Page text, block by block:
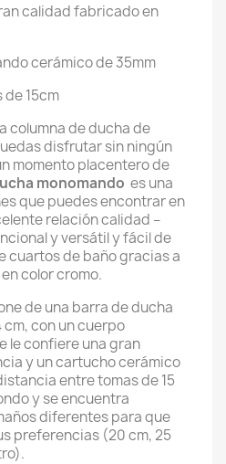
calidad fabricado en
cerámico de 35mm
15cm
columna de ducha de
disfrutar sin ningún
momento placentero de
monomando es una
que puedes encontrar en
relación calidad –
y versátil y fácil de
cuartos de baño gracias a
color cromo.
de una barra de ducha
cm, con un cuerpo
le confiere una gran
y un cartucho cerámico
entre tomas de 15
y se encuentra
diferentes para que
preferencias (20 cm, 25